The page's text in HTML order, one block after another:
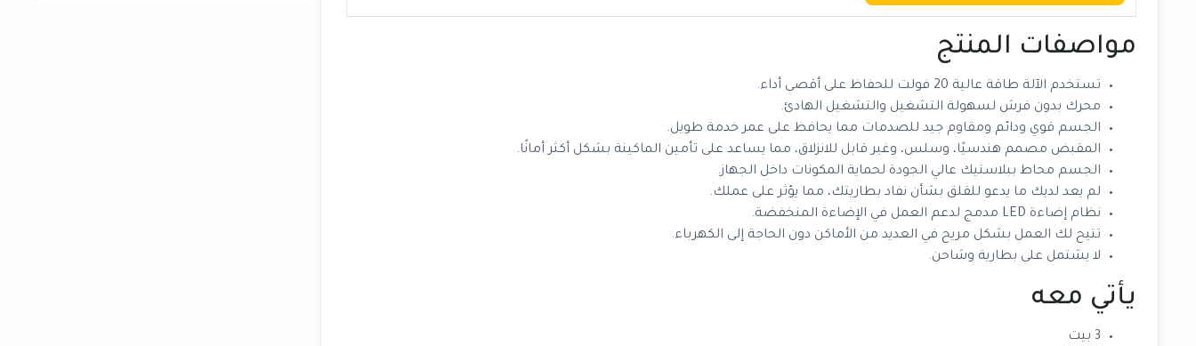
مواصفات المنتج
تستخدم الآلة طاقة عالية 20 فولت للحفاظ على أقصى أداء.
محرك بدون فرش لسهولة التشغيل والتشغيل الهادئ.
الجسم قوي ودائم ومقاوم جيد للصدمات مما يحافظ على عمر خدمة طويل.
المقبض مصمم هندسيًا، وسلس، وغير قابل للانزلاق، مما يساعد على تأمين الماكينة بشكل أكثر أمانًا.
الجسم محاط ببلاستيك عالي الجودة لحماية المكونات داخل الجهاز.
لم يعد لديك ما يدعو للقلق بشأن نفاد بطاريتك، مما يؤثر على عملك.
نظام إضاءة LED مدمج لدعم العمل في الإضاءة المنخفضة.
تتيح لك العمل بشكل مريح في العديد من الأماكن دون الحاجة إلى الكهرباء.
لا يشتمل على بطارية وشاحن.
يأتي معه
3 بيت